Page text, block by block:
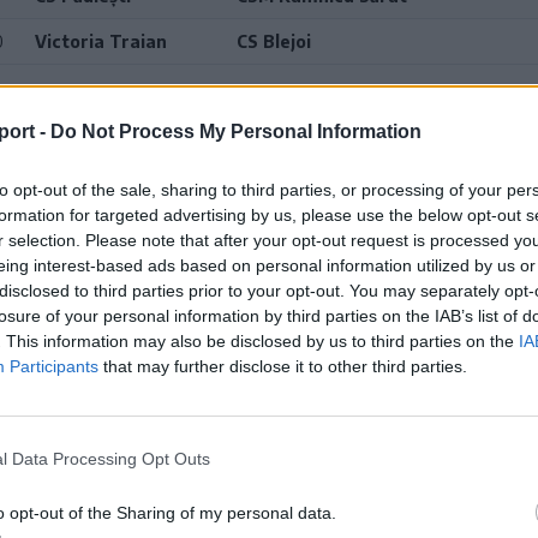
- Do Not Process My Personal Information
opt-out of the sale, sharing to third parties, or processing of your
for targeted advertising by us, please use the below opt-out
selection. Please note that after your opt-out request is processed
interest-based ads based on personal information utilized by us
to third parties prior to your opt-out. You may separately
of your personal information by third parties on the IAB’s list of
This information may also be disclosed by us to third parties on the
Participants that may further disclose it to other third parties.
Data Processing Opt Outs
opt-out of the Sharing of my personal data.
Victoria Traian CS Blejoi
os szezon, alapszakasz, 2-es csoport
7 6 0 1 23-10
SE 7 5 1 1 16-5
7 5 1 1 16-6
7 4 1 2 18-10